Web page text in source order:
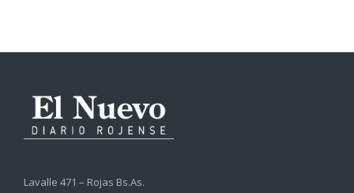
Lavalle 471 – Rojas Bs.As.